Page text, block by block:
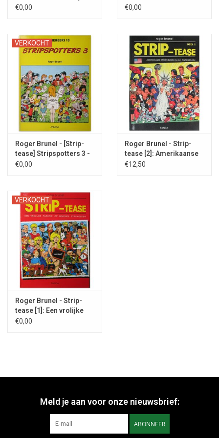
Luke - 1982
€0,00
Lucky Luke - 1982
€0,00
VERKOCHT
Roger Brunel - [Strip-
tease] Stripspotters 3 -
1995
€0,00
Roger Brunel - Strip-
tease [2]: Amerikaanse
strips - 1983
€12,50
VERKOCHT
Roger Brunel - Strip-
tease [1]: Een vrolijke
parodie - 1981
€0,00
Meld je aan voor onze nieuwsbrief:
ABONNEER